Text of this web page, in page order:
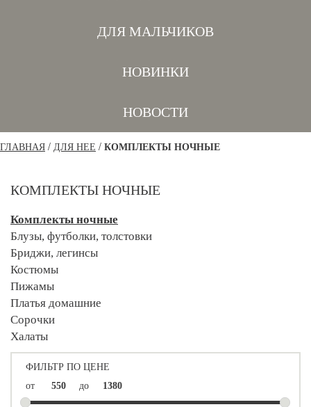
ДЛЯ МАЛЬЧИКОВ
НОВИНКИ
НОВОСТИ
ГЛАВНАЯ / ДЛЯ НЕЕ / КОМПЛЕКТЫ НОЧНЫЕ
КОМПЛЕКТЫ НОЧНЫЕ
Комплекты ночные
Блузы, футболки, толстовки
Бриджи, легинсы
Костюмы
Пижамы
Платья домашние
Сорочки
Халаты
ФИЛЬТР ПО ЦЕНЕ
от
до